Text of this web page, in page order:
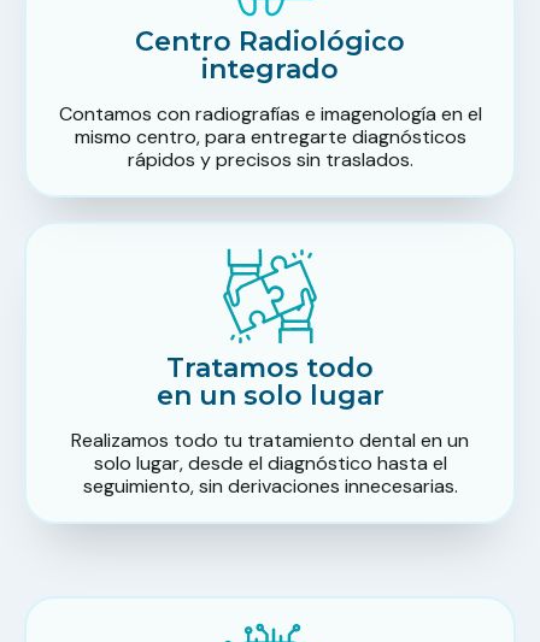
Centro Radiológico
integrado
Contamos con radiografías e imagenología en el
mismo centro, para entregarte diagnósticos
rápidos y precisos sin traslados.
Tratamos todo
en un solo lugar
Realizamos todo tu tratamiento dental en un
solo lugar, desde el diagnóstico hasta el
seguimiento, sin derivaciones innecesarias.